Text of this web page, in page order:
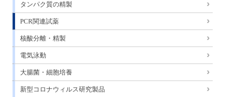
タンパク質の精製
PCR関連試薬
核酸分離・精製
電気泳動
大腸菌・細胞培養
新型コロナウィルス研究製品